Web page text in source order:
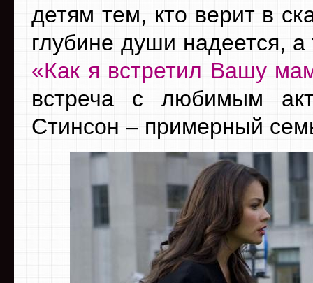
детям тем, кто верит в
глубине души надеется,
«Как я встретил Вашу
встреча с любимым
Стинсон – примерный